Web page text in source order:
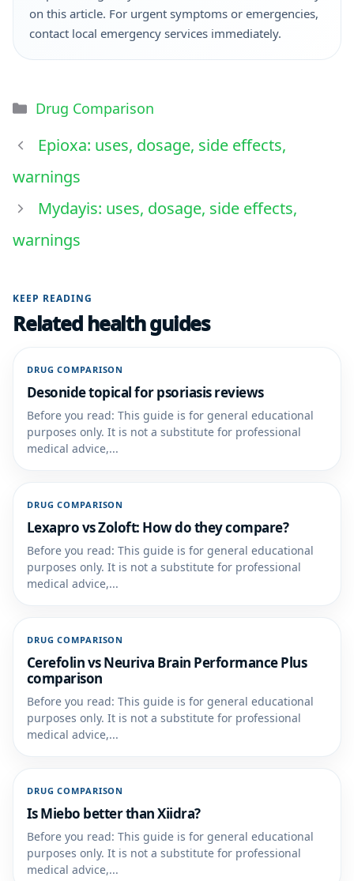
on this article. For urgent symptoms or emergencies,
contact local emergency services immediately.
Drug Comparison
Epioxa: uses, dosage, side effects,
warnings
Mydayis: uses, dosage, side effects,
warnings
KEEP READING
Related health guides
DRUG COMPARISON
Desonide topical for psoriasis reviews
Before you read: This guide is for general educational
purposes only. It is not a substitute for professional
medical advice,...
DRUG COMPARISON
Lexapro vs Zoloft: How do they compare?
Before you read: This guide is for general educational
purposes only. It is not a substitute for professional
medical advice,...
DRUG COMPARISON
Cerefolin vs Neuriva Brain Performance Plus
comparison
Before you read: This guide is for general educational
purposes only. It is not a substitute for professional
medical advice,...
DRUG COMPARISON
Is Miebo better than Xiidra?
Before you read: This guide is for general educational
purposes only. It is not a substitute for professional
medical advice,...